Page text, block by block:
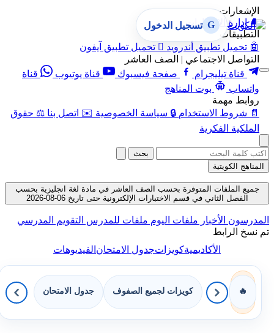
الإشعارات
🔔 إدارة الإشعارات
التطبيقات
🤖 تحميل تطبيق أندرويد  تحميل تطبيق آيفون
التواصل الاجتماعي | الصف العاشر
قناة تيليجرام
صفحة فيسبوك قناة يوتيوب
قناة
واتساب
بوت المناهج
روابط مهمة
📄 شروط الاستخدام 🔒 سياسة الخصوصية ✉️ اتصل بنا ⚖️ حقوق
الملكية الفكرية
G تسجيل الدخول
بحث
المناهج الكويتية
جميع الملفات المتوفرة بحسب الصف العاشر في مادة لغة انجليزية بحسب
الفصل الثاني في قسم الاختبارات الإلكترونية حتى تاريخ 06-08-2026
المدرسون الأخبار ملفات اليوم ملفات للمدرس التقويم المدرسي
تم نسخ الرابط
الأكاديميةكويزاتجدول الامتحانالفيديوهات
🔥 كويزات لجميع الصفوف جدول الامتحان